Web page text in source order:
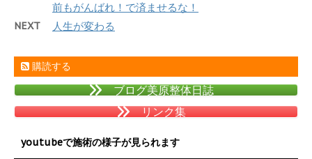
前もがんばれ！で済ませるな！
NEXT 人生が変わる
購読する
ブログ美原整体日誌
リンク集
youtubeで施術の様子が見られます